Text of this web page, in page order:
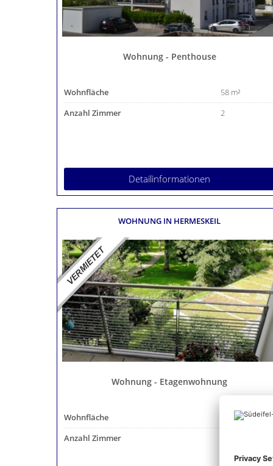
Wohnung - Penthouse
Wohnfläche
58 m²
Anzahl Zimmer
2
Detailinformationen
WOHNUNG IN HERMESKEIL
Wohnung - Etagenwohnung
Wohnfläche
56 m²
Anzahl Zimmer